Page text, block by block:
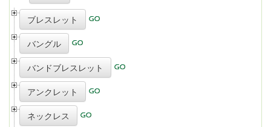
ブレスレット
バングル
バンドブレスレット
アンクレット
ネックレス